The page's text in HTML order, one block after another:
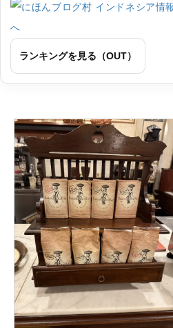
ランキングを見る（OUT）